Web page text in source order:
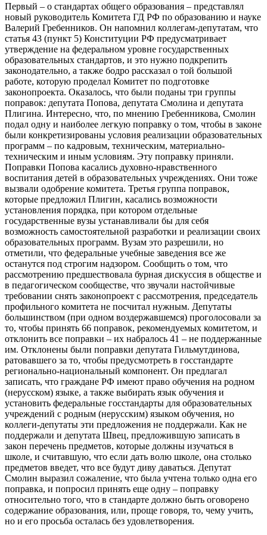
Первый – о стандартах общего образования – представлял
новый руководитель Комитета ГД РФ по образованию и науке
Валерий Гребенников. Он напомнил коллегам-депутатам, что
статья 43 (пункт 5) Конституции РФ предусматривает
утверждение на федеральном уровне государственных
образовательных стандартов, и это нужно подкрепить
законодательно, а также бодро рассказал о той большой
работе, которую проделал Комитет по подготовке
законопроекта. Оказалось, что были поданы три группы
поправок: депутата Попова, депутата Смолина и депутата
Плигина. Интересно, что, по мнению Гребенникова, Смолин
подал одну и наиболее легкую поправку о том, чтобы в законе
были конкретизированы условия реализации образовательных
программ – по кадровым, техническим, материально-
техническим и иным условиям. Эту поправку приняли.
Поправки Попова касались духовно-нравственного
воспитания детей в образовательных учреждениях. Они тоже
вызвали одобрение комитета. Третья группа поправок,
которые предложил Плигин, касались возможности
установления порядка, при котором отдельные
государственные вузы устанавливали бы для себя
возможность самостоятельной разработки и реализации своих
образовательных программ. Вузам это разрешили, но
отметили, что федеральные учебные заведения все же
останутся под строгим надзором. Сообщить о том, что
рассмотрению предшествовала бурная дискуссия в обществе и
в педагогическом сообществе, что звучали настойчивые
требовании снять законопроект с рассмотрения, председатель
профильного комитета не посчитал нужным. Депутаты
большинством (при одном воздержавшемся) проголосовали за
то, чтобы принять 66 поправок, рекомендуемых комитетом, и
отклонить все поправки – их набралось 41 – не поддержанные
им. Отклонены были поправки депутата Гильмутдинова,
ратовавшего за то, чтобы предусмотреть в госстандарте
регионально-национальный компонент. Он предлагал
записать, что граждане РФ имеют право обучения на родном
(нерусском) языке, а также выбирать язык обучения и
установить федеральные госстандарты для образовательных
учреждений с родным (нерусским) языком обучения, но
коллеги-депутаты эти предложения не поддержали. Как не
поддержали и депутата Швец, предложившую записать в
закон перечень предметов, которые должны изучаться в
школе, и считавшую, что если дать волю школе, она столько
предметов введет, что все будут диву даваться. Депутат
Смолин выразил сожаление, что была учтена только одна его
поправка, и попросил принять еще одну – поправку
относительно того, что в стандарте должно быть оговорено
содержание образования, или, проще говоря, то, чему учить,
но и его просьба осталась без удовлетворения.